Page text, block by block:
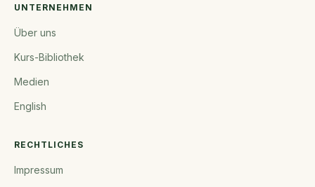
UNTERNEHMEN
Über uns
Kurs-Bibliothek
Medien
English
RECHTLICHES
Impressum